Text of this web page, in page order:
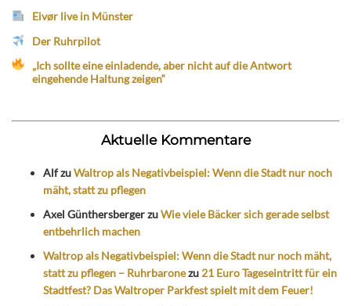
Eivør live in Münster
Der Ruhrpilot
„Ich sollte eine einladende, aber nicht auf die Antwort
eingehende Haltung zeigen“
Aktuelle Kommentare
AlfzuWaltrop als Negativbeispiel: Wenn die Stadt nur noch
mäht, statt zu pflegen
Axel GünthersbergerzuWie viele Bäcker sich gerade selbst
entbehrlich machen
Waltrop als Negativbeispiel: Wenn die Stadt nur noch mäht,
statt zu pflegen – Ruhrbaronezu 21 Euro Tageseintritt für ein
Stadtfest? Das Waltroper Parkfest spielt mit dem Feuer!